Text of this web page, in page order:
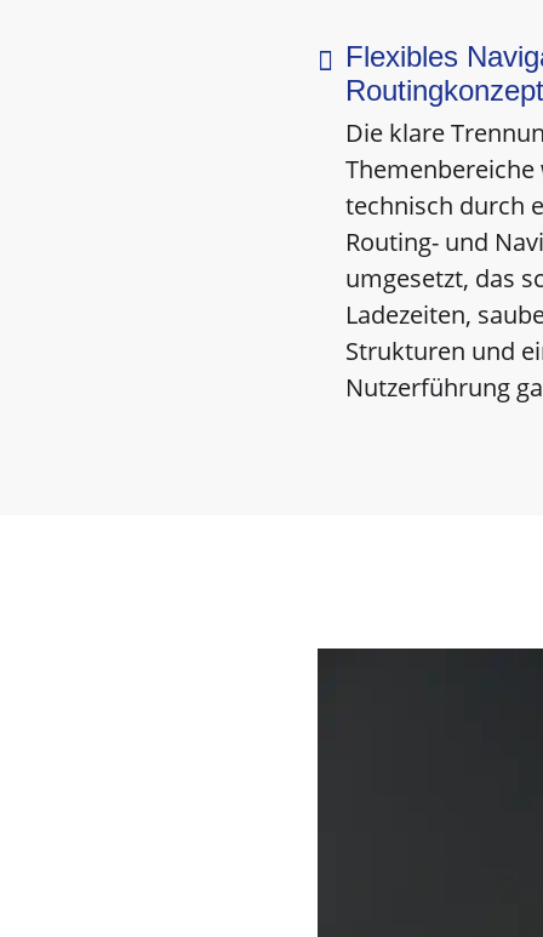
 Flexibles
Routingkonzept
Die klare
technisch durch
Routing- und
umgesetzt, das
Ladezeiten,
Strukturen und
Nutzerführung